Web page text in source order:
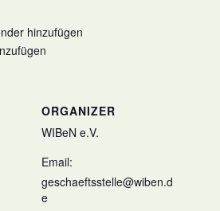
hinzufügen
ORGANIZER
WIBeN e.V.
Email:
geschaeftsstelle@wiben.d
e